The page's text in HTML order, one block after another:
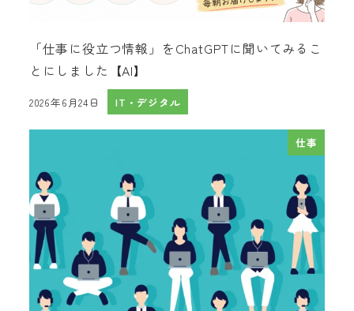
「仕事に役立つ情報」をChatGPTに聞いてみるこ
とにしました【AI】
投稿日
2026年6月24日 IT・デジタル
仕事